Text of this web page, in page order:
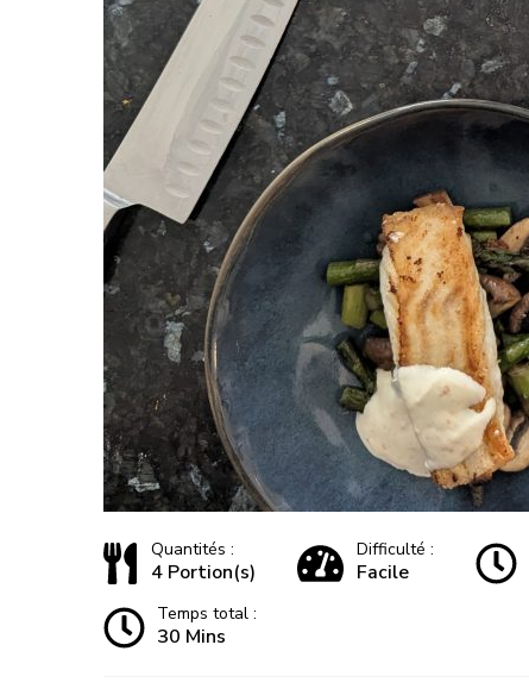
Quantités :
4 Portion(s)
Difficulté :
Facile
Temps total :
30 Mins